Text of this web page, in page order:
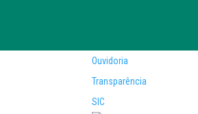
Ouvidoria
Transparência
SIC